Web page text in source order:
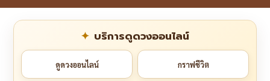
บริการดูดวงออนไลน์
ดูดวงออนไลน์ กราฟชีวิต